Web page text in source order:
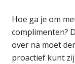
Hoe ga je om
complimenten?
over na moet
proactief kunt